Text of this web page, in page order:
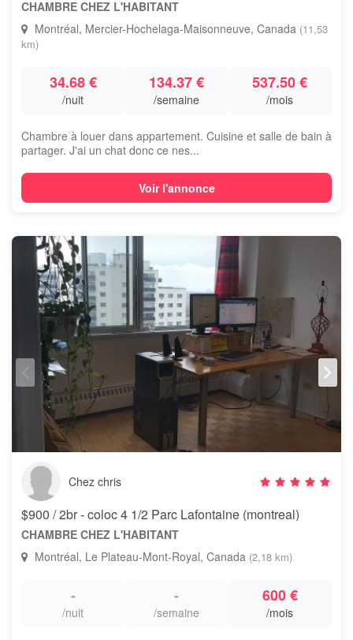
CHAMBRE CHEZ L'HABITANT
Montréal, Mercier-Hochelaga-Maisonneuve, Canada (11,53
km)
34.68 €
/nuit
134.37 €
/semaine
537.50 €
/mois
Chambre à louer dans appartement. Cuisine et salle de bain à
partager. J'ai un chat donc ce nes...
Voir l'annonce
Chez chris
$900 / 2br - coloc 4 1/2 Parc Lafontaine (montreal)
CHAMBRE CHEZ L'HABITANT
Montréal, Le Plateau-Mont-Royal, Canada (2,18 km)
-
/nuit
-
/semaine
600 €
/mois